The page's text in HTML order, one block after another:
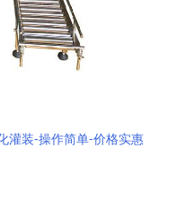
灌装-操作简单-价格实惠